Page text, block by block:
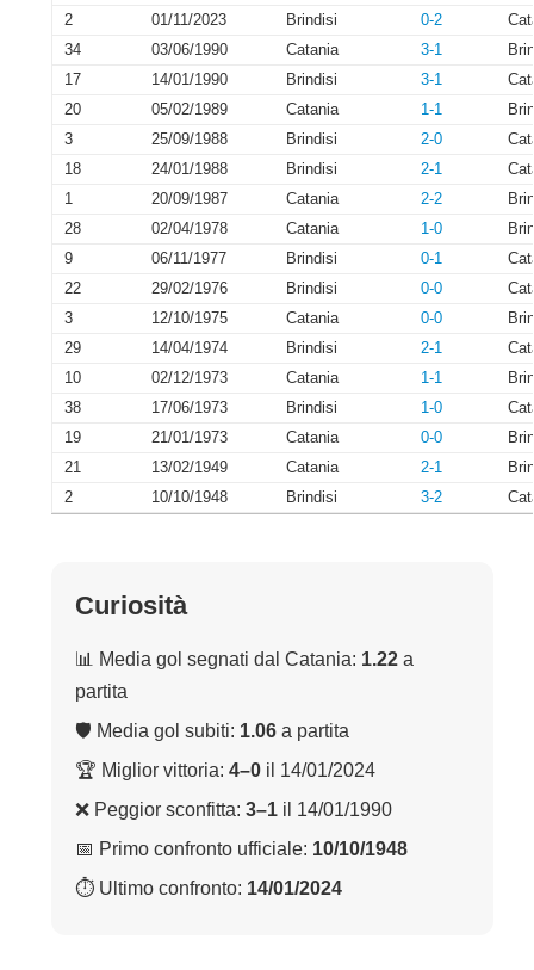
2
01/11/2023 Brindisi 0-2
34
03/06/1990 Catania 3-1
17
14/01/1990 Brindisi 3-1
20
05/02/1989 Catania 1-1
3
25/09/1988 Brindisi 2-0
18
24/01/1988 Brindisi 2-1
1
20/09/1987 Catania 2-2
28
02/04/1978 Catania 1-0
9
06/11/1977 Brindisi 0-1
22
29/02/1976 Brindisi 0-0
3
12/10/1975 Catania 0-0
29
14/04/1974 Brindisi 2-1
10
02/12/1973 Catania 1-1
38
17/06/1973 Brindisi 1-0
19
21/01/1973 Catania 0-0
21
13/02/1949 Catania 2-1
2
10/10/1948 Brindisi 3-2
Curiosità
📊 Media gol segnati dal Catania: 1.22 a
partita
🛡 Media gol subiti: 1.06 a partita
🏆 Miglior vittoria: 4–0 il 14/01/2024
❌ Peggior sconfitta: 3–1 il 14/01/1990
📅 Primo confronto ufficiale: 10/10/1948
⏱ Ultimo confronto: 14/01/2024